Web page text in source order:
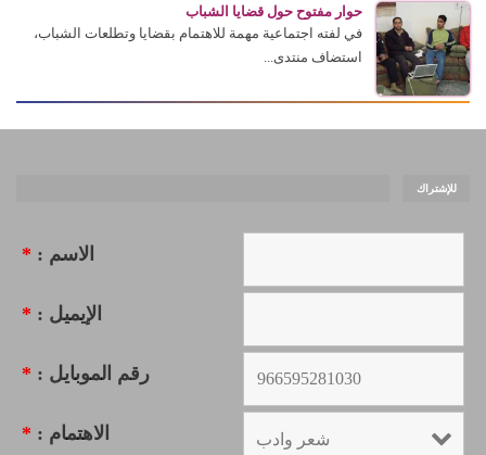
حوار مفتوح حول قضايا الشباب
في لفته اجتماعية مهمة للاهتمام بقضايا وتطلعات الشباب،
استضاف منتدى...
للإشتراك
الاسم : *
الإيميل : *
رقم الموبايل : *
الاهتمام : *